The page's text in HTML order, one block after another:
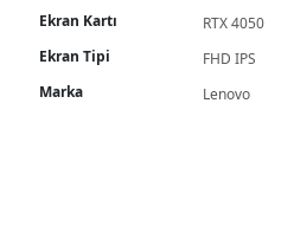
Ekran Kartı
RTX 4050
Ekran Tipi
FHD IPS
Marka Lenovo